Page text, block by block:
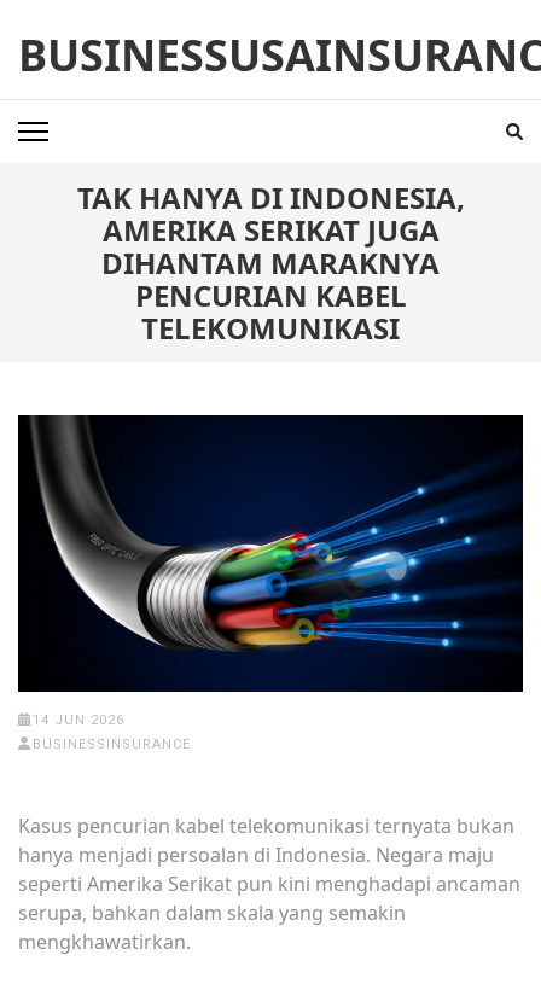
content
(Press
Enter)
TAK HANYA DI INDONESIA,
AMERIKA SERIKAT JUGA
DIHANTAM MARAKNYA
PENCURIAN KABEL
TELEKOMUNIKASI
14 JUN 2026
BUSINESSINSURANCE
Kasus pencurian kabel telekomunikasi ternyata bukan
hanya menjadi persoalan di Indonesia. Negara maju
seperti Amerika Serikat pun kini menghadapi ancaman
serupa, bahkan dalam skala yang semakin
mengkhawatirkan.